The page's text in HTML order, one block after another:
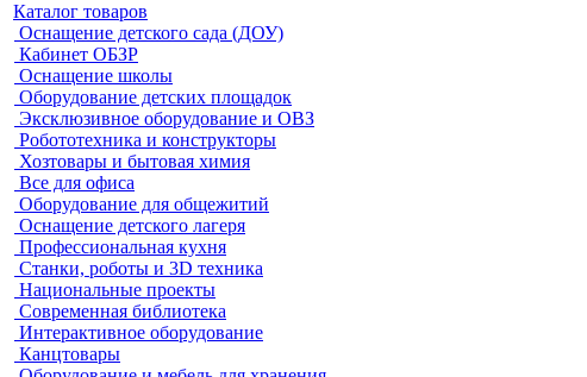
Каталог товаров
Оснащение детского сада (ДОУ)
Кабинет ОБЗР
Оснащение школы
Оборудование детских площадок
Эксклюзивное оборудование и ОВЗ
Робототехника и конструкторы
Хозтовары и бытовая химия
Все для офиса
Оборудование для общежитий
Оснащение детского лагеря
Профессиональная кухня
Станки, роботы и 3D техника
Национальные проекты
Современная библиотека
Интерактивное оборудование
Канцтовары